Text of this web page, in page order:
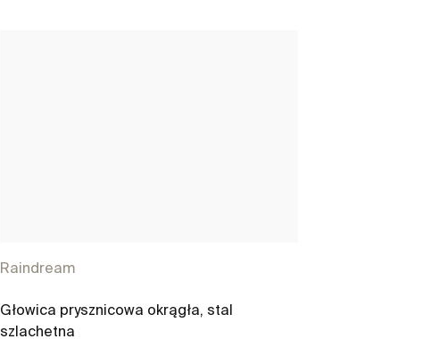
Raindream
Głowica prysznicowa okrągła, stal
szlachetna